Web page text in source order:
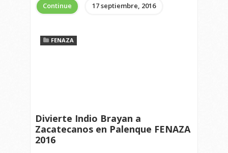
Continue 17 septiembre, 2016
FENAZA
Divierte Indio Brayan a
Zacatecanos en Palenque FENAZA
2016